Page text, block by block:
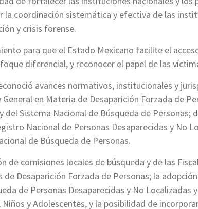
la coordinación sistemática y efectiva de las
y crisis forense.
para que el Estado Mexicano facilite el
diferencial, y reconocer el papel de las
avances normativos, institucionales y
en Materia de Desaparición Forzada de
Sistema Nacional de Búsqueda de Personas;
Nacional de Personas Desaparecidas y No
de Búsqueda de Personas.
de comisiones locales de búsqueda y de las
Desaparición Forzada de Personas; la
de Personas Desaparecidas y No Localizadas
y Adolescentes, y la posibilidad de